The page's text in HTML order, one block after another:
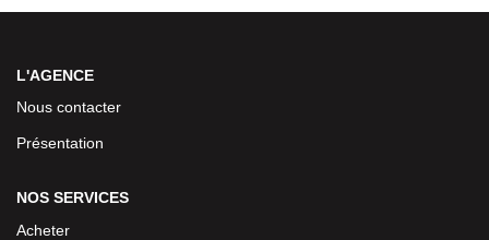
L'AGENCE
Nous contacter
Présentation
NOS SERVICES
Acheter